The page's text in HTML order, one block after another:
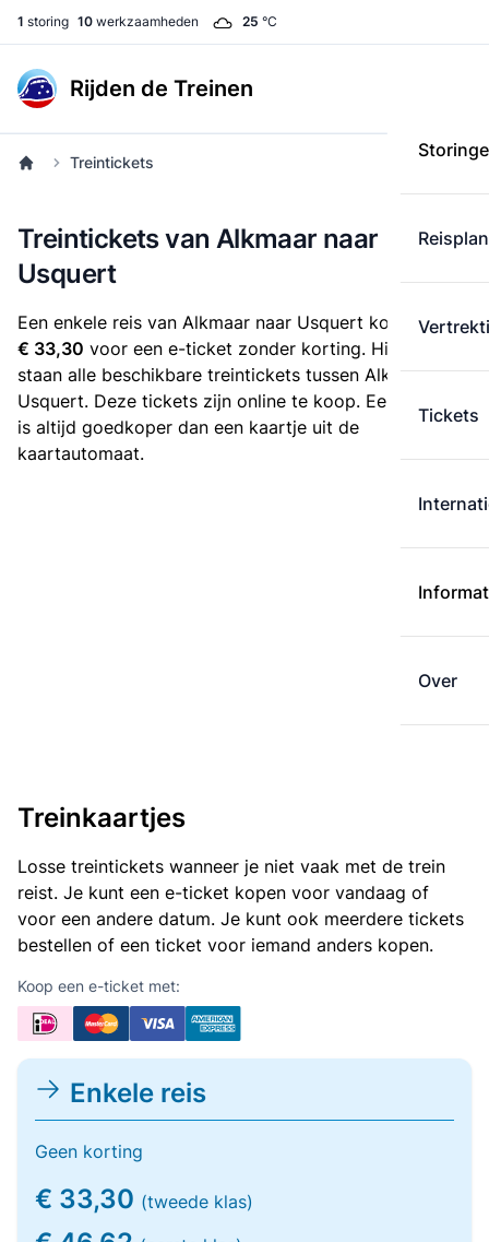
1 storing 10 werkzaamheden 25 °C
Rijden de Treinen
Tickets
Over
Treintickets
Treintickets van Alkmaar naar
Usquert
Een enkele reis van Alkmaar naar Usquert kost
€ 33,30 voor een e-ticket zonder korting. Hieronder
staan alle beschikbare treintickets tussen Alkmaar en
Usquert. Deze tickets zijn online te koop. Een e-ticket
is altijd goedkoper dan een kaartje uit de
kaartautomaat.
Treinkaartjes
Losse treintickets wanneer je niet vaak met de trein
reist. Je kunt een e-ticket kopen voor vandaag of
voor een andere datum. Je kunt ook meerdere tickets
bestellen of een ticket voor iemand anders kopen.
Koop een e-ticket met:
Enkele reis
Geen korting
€ 33,30 (tweede klas)